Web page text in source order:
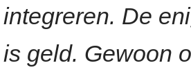
integreren. De
is geld. Gewoon